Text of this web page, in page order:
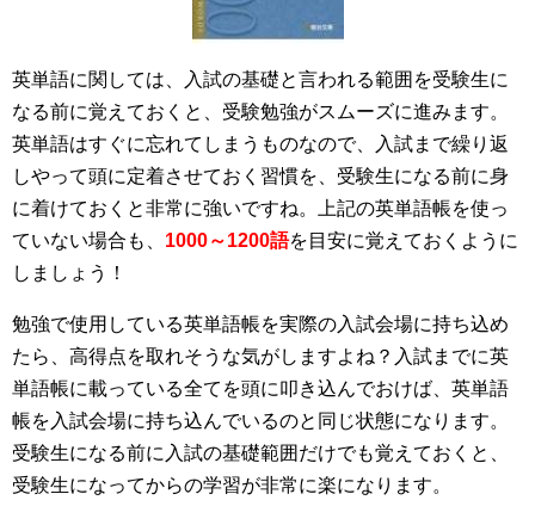
英単語に関しては、入試の基礎と言われる範囲を受験生に
なる前に覚えておくと、受験勉強がスムーズに進みます。
英単語はすぐに忘れてしまうものなので、入試まで繰り返
しやって頭に定着させておく習慣を、受験生になる前に身
に着けておくと非常に強いですね。上記の英単語帳を使っ
ていない場合も、 1000～1200語を目安に覚えておくように
しましょう！
勉強で使用している英単語帳を実際の入試会場に持ち込め
たら、高得点を取れそうな気がしますよね？入試までに英
単語帳に載っている全てを頭に叩き込んでおけば、英単語
帳を入試会場に持ち込んでいるのと同じ状態になります。
受験生になる前に入試の基礎範囲だけでも覚えておくと、
受験生になってからの学習が非常に楽になります。